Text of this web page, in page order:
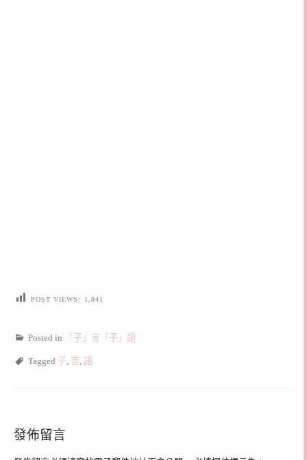
POST VIEWS: 1,841
Posted in 「子」言「子」語
Tagged 子 言 語
發佈留言